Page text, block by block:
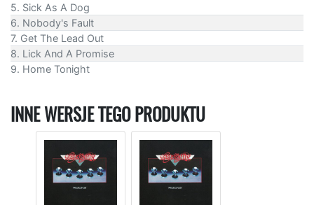
5. Sick As A Dog
6. Nobody's Fault
7. Get The Lead Out
8. Lick And A Promise
9. Home Tonight
INNE WERSJE TEGO PRODUKTU